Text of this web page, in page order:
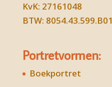
KvK: 27161048
BTW: 8054.43.599.B01
Portretvormen:
Boekportret